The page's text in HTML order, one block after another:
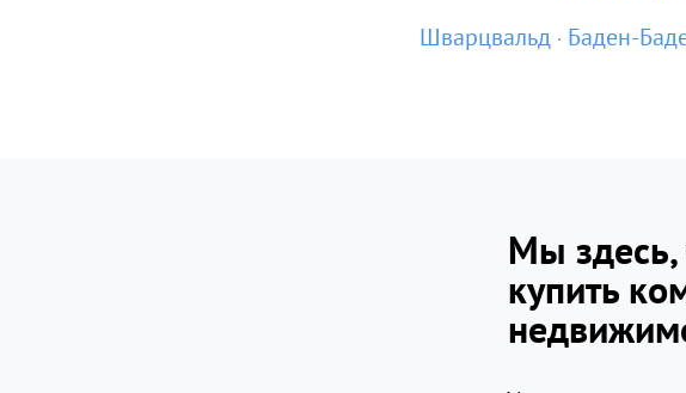
Шварцвальд Баден-
Мы
купить